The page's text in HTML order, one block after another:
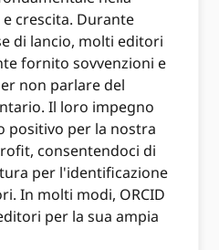
crescita. Durante
di lancio, molti editori
fornito sovvenzioni e
non parlare del
Il loro impegno
positivo per la nostra
consentendoci di
per l'identificazione
In molti modi, ORCID
per la sua ampia